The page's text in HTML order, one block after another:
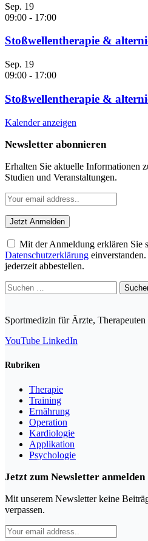
Sep. 19
09:00 - 17:00
Stoßwellentherapie &
Sep. 19
09:00 - 17:00
Stoßwellentherapie &
Kalender anzeigen
Newsletter abonnieren
Erhalten Sie aktuelle Informationen
Studien und Veranstaltungen.
Mit der Anmeldung erklären Sie
Datenschutzerklärung
jederzeit abbestellen.
Suchen
nach:
Sportmedizin für Ärzte,
YouTube LinkedIn
Rubriken
Therapie
Training
Ernährung
Operation
Kardiologie
Applikation
Psychologie
Jetzt zum Newsletter anmelden
Mit unserem Newsletter keine
verpassen.